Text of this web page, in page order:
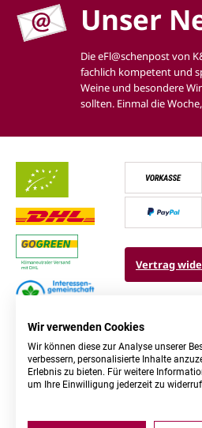
Unser
Die eFl@schenpost von
fachlich kompetent und
Weine und besondere
sollten. Einmal die
Vertrag
Wir verwenden Cookies
Wir können diese zur Analyse unserer
verbessern, personalisierte Inhalte
Erlebnis zu bieten. Für weitere
um Ihre Einwilligung jederzeit zu